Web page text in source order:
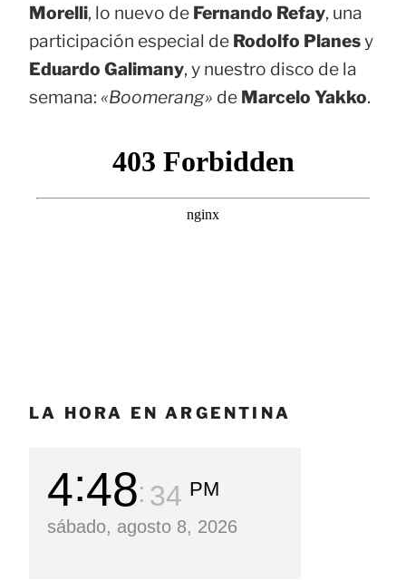
Morelli, lo nuevo de Fernando Refay, una
participación especial de Rodolfo Planesy
Eduardo Galimany, y nuestro disco de la
semana: «Boomerang» de Marcelo Yakko.
LA HORA EN ARGENTINA
4 48 36 PM
sábado, agosto 8, 2026